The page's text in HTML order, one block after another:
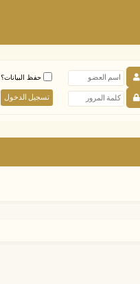
حفظ البيانات؟